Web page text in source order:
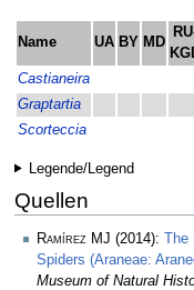
Name UA BY MD
Castianeira
Graptartia
Scorteccia
Legende/Legend
Quellen
Ramírez MJ (2014): The
Spiders (Araneae:
Museum of Natural